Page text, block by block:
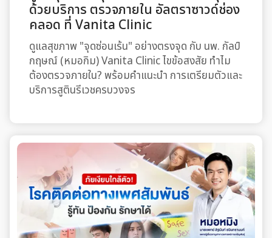
ด้วยบริการ ตรวจภายใน อัลตราซาวด์ช่อง
คลอด ที่ Vanita Clinic
ดูแลสุขภาพ "จุดซ่อนเร้น" อย่างตรงจุด กับ นพ. กัลป์
กฤษณ์ (หมอกิม) Vanita Clinic ไขข้อสงสัย ทำไม
ต้องตรวจภายใน? พร้อมคำแนะนำ การเตรียมตัวและ
บริการสูตินรีเวชครบวงจร